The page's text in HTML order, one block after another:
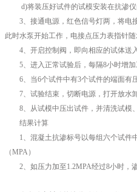
d)将装压好试件的试模安装在抗渗仪
3、接通电源，红色信号灯两，将电接
此时水泵开始工作，电接点压力表指针
4、开启控制阀，即向相应的试体送入
5、进入正常试验后，每隔8小时增加
6、当6个试件中有3个试件的端面有
7、试验结束，切断电源，打开放水
8、从试模中压出试件，并清洗试模
结果计算
1、混凝土抗渗标号以每组六个试件中
（MPA）
2、如压力加至1.2MPA经过8小时，渗